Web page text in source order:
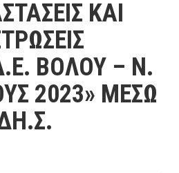
ΚΑΙ
ΒΟΛΟΥ – Ν.
2023» ΜΕΣΩ